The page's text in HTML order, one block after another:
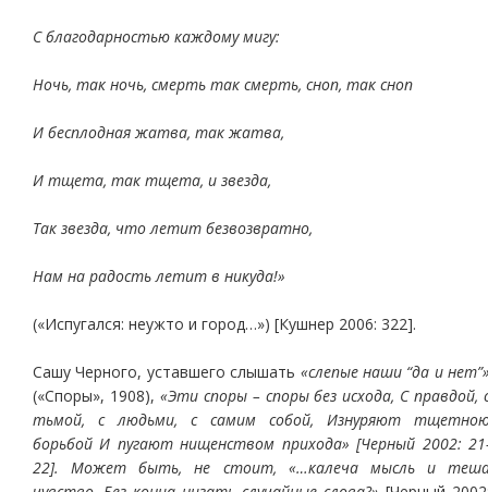
С благодарностью каждому мигу:
Ночь, так ночь, смерть так смерть, сноп, так сноп
И бесплодная жатва, так жатва,
И тщета, так тщета, и звезда,
Так звезда, что летит безвозвратно,
Нам на радость летит в никуда!»
(«Испугался: неужто и город…») [Кушнер 2006: 322].
Сашу Черного, уставшего слышать «слепые наши “да и
(«Споры», 1908), «Эти споры – споры без исхода, С правдой,
тьмой, с людьми, с самим собой, Изнуряют
борьбой И пугают нищенством прихода» [Черный 2002:
22]. Может быть, не стоит, «…калеча мысль и